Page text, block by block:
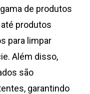
de produtos
produtos
para limpar
Além disso,
são
garantindo